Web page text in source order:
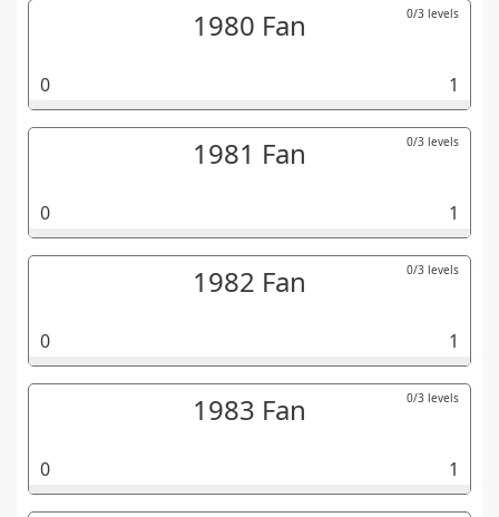
1980 Fan 0/3 levels
0 1
1981 Fan 0/3 levels
0 1
1982 Fan 0/3 levels
0 1
1983 Fan 0/3 levels
0 1